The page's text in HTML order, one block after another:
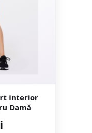
interior
Damă